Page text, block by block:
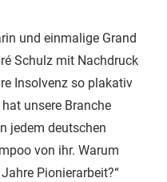
und einmalige Grand
Schulz mit Nachdruck
Insolvenz so plakativ
unsere Branche
jedem deutschen
von ihr. Warum
Pionierarbeit?“